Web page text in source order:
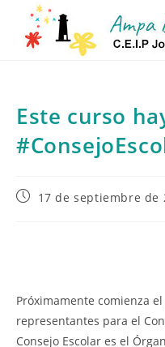
contenido
Este curso
Publicación
17 de septiembre de
Próximamente comienza
representantes para el
Consejo Escolar es el